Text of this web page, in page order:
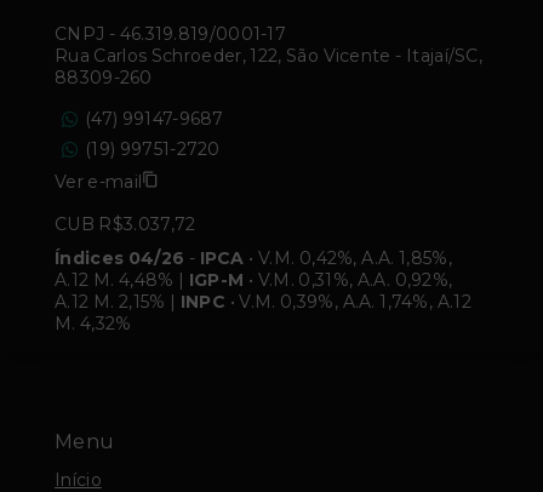
Menu
Início
CNPJ - 46.319.819/0001-17
Rua Carlos Schroeder, 122, São Vicente - Itajaí/SC,
88309-260
(47) 99147-9687
(19) 99751-2720
Ver e-mail
CUB R$3.037,72
Índices 04/26 - IPCA • V.M. 0,42%, A.A. 1,85%,
A.12 M. 4,48% | IGP-M • V.M. 0,31%, A.A. 0,92%,
A.12 M. 2,15% | INPC • V.M. 0,39%, A.A. 1,74%, A.12
M. 4,32%